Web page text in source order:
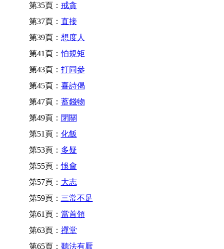
第35頁： 戒貪
第37頁： 直接
第39頁： 想度人
第41頁：怕規矩
第43頁： 打同參
第45頁： 喜詩偈
第47頁： 蓄錢物
第49頁： 閉關
第51頁： 化飯
第53頁： 多疑
第55頁：悞會
第57頁： 大志
第59頁： 三常不足
第61頁： 當首領
第63頁： 禪堂
第65頁： 聽法有厭